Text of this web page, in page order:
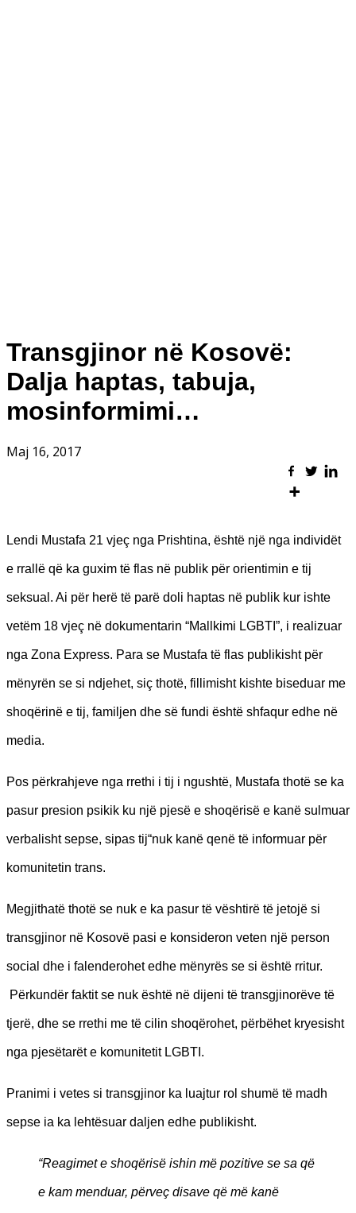
Transgjinor në Kosovë:
Dalja haptas, tabuja,
mosinformimi…
Maj 16, 2017
Lendi Mustafa 21 vjeç nga Prishtina, është një nga individët
e rrallë që ka guxim të flas në publik për orientimin e tij
seksual. Ai për herë të parë doli haptas në publik kur ishte
vetëm 18 vjeç në dokumentarin “Mallkimi LGBTI”, i realizuar
nga Zona Express. Para se Mustafa të flas publikisht për
mënyrën se si ndjehet, siç thotë, fillimisht kishte biseduar me
shoqërinë e tij, familjen dhe së fundi është shfaqur edhe në
media.
Pos përkrahjeve nga rrethi i tij i ngushtë, Mustafa thotë se ka
pasur presion psikik ku një pjesë e shoqërisë e kanë sulmuar
verbalisht sepse, sipas tij“nuk kanë qenë të informuar për
komunitetin trans.
Megjithatë thotë se nuk e ka pasur të vështirë të jetojë si
transgjinor në Kosovë pasi e konsideron veten një person
social dhe i falenderohet edhe mënyrës se si është rritur.
Përkundër faktit se nuk është në dijeni të transgjinorëve të
tjerë, dhe se rrethi me të cilin shoqërohet, përbëhet kryesisht
nga pjesëtarët e komunitetit LGBTI.
Pranimi i vetes si transgjinor ka luajtur rol shumë të madh
sepse ia ka lehtësuar daljen edhe publikisht.
“Reagimet e shoqërisë ishin më pozitive se sa që
e kam menduar, përveç disave që më kanë